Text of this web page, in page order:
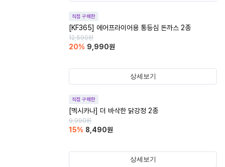
직접 구매한
[KF365] 에어프라이어용 통등심 돈까스 2종
12,590원
20% 9,990원
상세보기
직접 구매한
[멕시카나] 더 바삭한 닭강정 2종
9,990원
15% 8,490원
상세보기